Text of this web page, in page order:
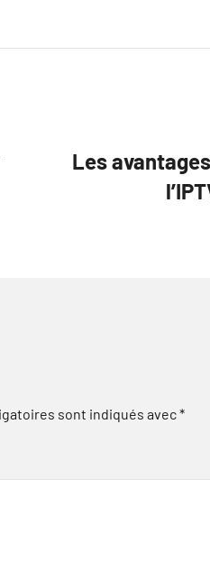
Les
sont indiqués avec*